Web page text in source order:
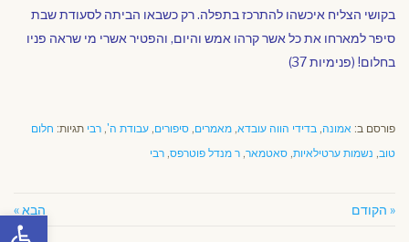
פתח
בקושי הצליח איכשהו להתרכז בתפלה. רק כשבאו הביתה לסעודת שבת
סיפר למארחו את כל אשר קרהו אמש והיום, והפטיר אשרי מי שראה פניו
בחלום! (פנימיות 37)
פורסם ב: אמונה, בדידי הווה עובדא, מאמרים, סיפורים, עבודת ה', רבי תגיות: חלום
טוב, נשמות ערטילאיות, סאטמאר, ר מנדל פוטרפס, רבי
« הקודם הבא »